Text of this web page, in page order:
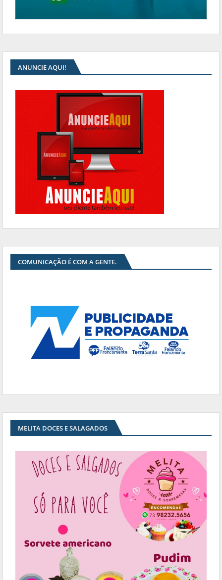
ANUNCIE AQUI!
COMUNICAÇÃO É COM A GENTE.
MELITA DOCES E SALAGADOS